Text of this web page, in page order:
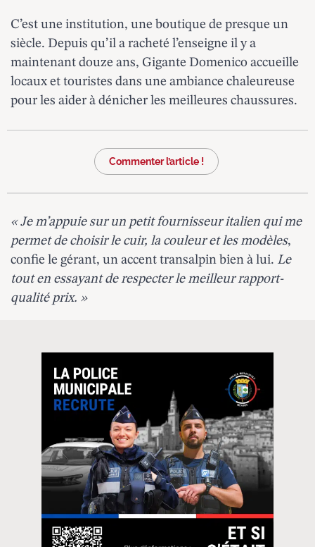
C’est une institution, une boutique de presque un
siècle. Depuis qu’il a racheté l’enseigne il y a
maintenant douze ans, Gigante Domenico accueille
locaux et touristes dans une ambiance chaleureuse
pour les aider à dénicher les meilleures chaussures.
Commenter l’article !
« Je m’appuie sur un petit fournisseur italien qui me
permet de choisir le cuir, la couleur et les modèles,
confie le gérant, un accent transalpin bien à lui. Le
tout en essayant de respecter le meilleur rapport-
qualité prix. »